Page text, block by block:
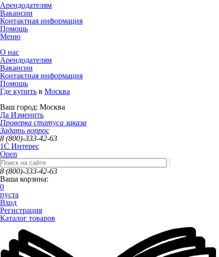
Арендодателям
Вакансии
Контактная информация
Помощь
Меню
О нас
Арендодателям
Вакансии
Контактная информация
Помощь
Где купить в Москва
Ваш город: Москва
Да Изменить
Проверка статуса заказа
Задать вопрос
8 (800)-333-42-63
1C Интерес
Open
8 (800)-333-42-63
Ваша корзина:
0
пуста
Вход
Регистрация
Каталог товаров